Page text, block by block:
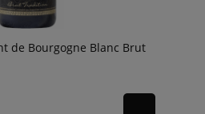
de Bourgogne Blanc Brut